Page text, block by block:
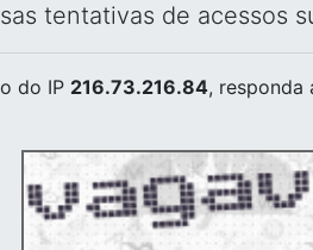
tentativas de acessos
do IP 216.73.216.84, responda